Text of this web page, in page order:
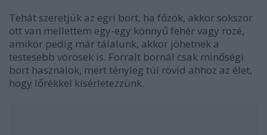
Tehát szeretjük az egri bort, ha főzök, akkor sokszor
ott van mellettem egy-egy könnyű fehér vagy rozé,
amikor pedig már tálalunk, akkor jöhetnek a
testesebb vörösek is. Forralt bornál csak minőségi
bort használok, mert tényleg túl rövid ahhoz az élet,
hogy lőrékkel kísérletezzünk.